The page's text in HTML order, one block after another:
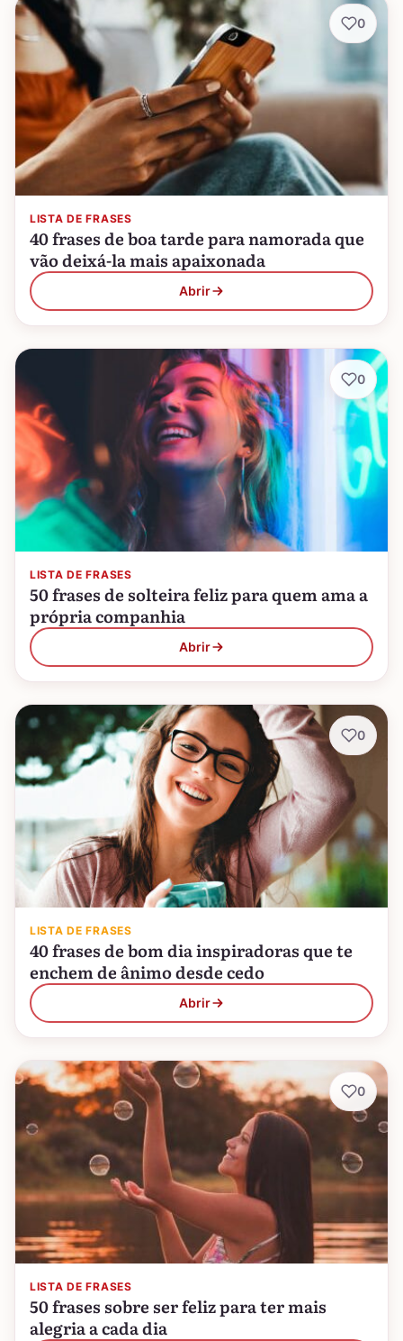
LISTA DE FRASES
40 frases de boa tarde para namorada que
vão deixá-la mais apaixonada
Abrir
0
LISTA DE FRASES
50 frases de solteira feliz para quem ama a
própria companhia
Abrir
0
LISTA DE FRASES
40 frases de bom dia inspiradoras que te
enchem de ânimo desde cedo
Abrir
0
LISTA DE FRASES
50 frases sobre ser feliz para ter mais
alegria a cada dia
0